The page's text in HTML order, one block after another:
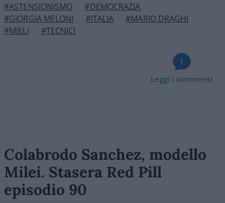
#ASTENSIONISMO
#DEMOCRAZIA
#GIORGIA MELONI
#ITALIA
#MARIO DRAGHI
#MIELI
#TECNICI
1
Leggi i commenti
Colabrodo Sanchez, modello
Milei. Stasera Red Pill
episodio 90